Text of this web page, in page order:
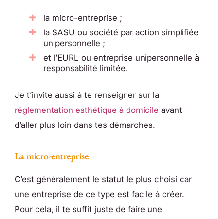
la micro-entreprise ;
la SASU ou société par action simplifiée
unipersonnelle ;
et l’EURL ou entreprise unipersonnelle à
responsabilité limitée.
Je t’invite aussi à te renseigner sur la
réglementation esthétique à domicile avant
d’aller plus loin dans tes démarches.
La micro-entreprise
C’est généralement le statut le plus choisi car
une entreprise de ce type est facile à créer.
Pour cela, il te suffit juste de faire une